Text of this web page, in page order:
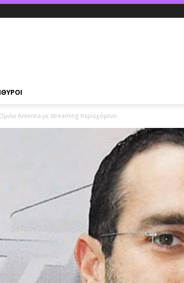
Antenna με streaming περιεχόμενο